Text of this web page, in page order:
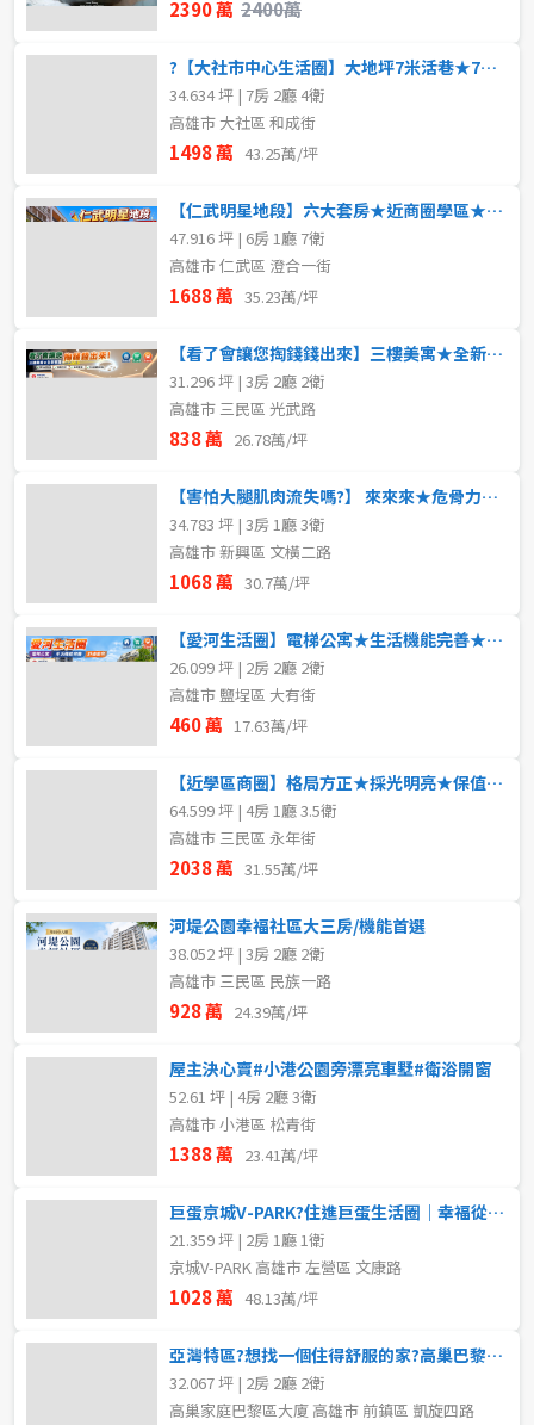
2390 萬 2400萬
?【大社市中心生活圈】大地坪7米活巷★7大房★車庫透天
34.634 坪 | 7房 2廳 4衛
高雄市 大社區 和成街
1498 萬 43.25萬/坪
【仁武明星地段】六大套房★近商圈學區★自家可停車
47.916 坪 | 6房 1廳 7衛
高雄市 仁武區 澄合一街
1688 萬 35.23萬/坪
【看了會讓您掏錢錢出來】三樓美寓★全新整理
31.296 坪 | 3房 2廳 2衛
高雄市 三民區 光武路
838 萬 26.78萬/坪
【害怕大腿肌肉流失嗎?】 來來來★危骨力公寓練起來
34.783 坪 | 3房 1廳 3衛
高雄市 新興區 文橫二路
1068 萬 30.7萬/坪
【愛河生活圈】電梯公寓★生活機能完善★舒適美宅
26.099 坪 | 2房 2廳 2衛
高雄市 鹽埕區 大有街
460 萬 17.63萬/坪
【近學區商圈】格局方正★採光明亮★保值增值首選
64.599 坪 | 4房 1廳 3.5衛
高雄市 三民區 永年街
2038 萬 31.55萬/坪
河堤公園幸福社區大三房/機能首選
38.052 坪 | 3房 2廳 2衛
高雄市 三民區 民族一路
928 萬 24.39萬/坪
屋主決心賣#小港公園旁漂亮車墅#衛浴開窗
52.61 坪 | 4房 2廳 3衛
高雄市 小港區 松青街
1388 萬 23.41萬/坪
巨蛋京城V-PARK?住進巨蛋生活圈｜幸福從此開始
21.359 坪 | 2房 1廳 1衛
京城V-PARK 高雄市 左營區 文康路
1028 萬 48.13萬/坪
亞灣特區?想找一個住得舒服的家?高巢巴黎值得你一看..
32.067 坪 | 2房 2廳 2衛
高巢家庭巴黎區大廈 高雄市 前鎮區 凱旋四路